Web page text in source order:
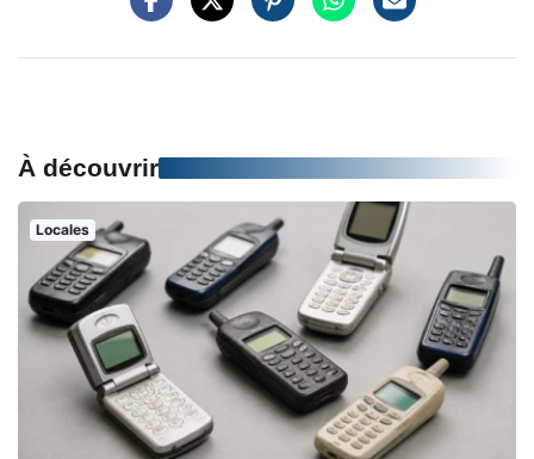
À découvrir
Locales